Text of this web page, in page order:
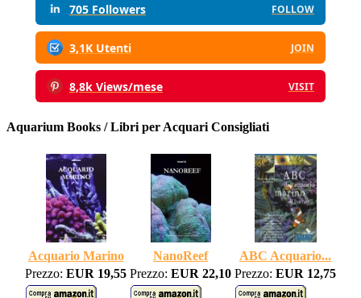
705 Followers FOLLOW
3,1K Utenti JOIN
8,8k Views/mese VISIT
Aquarium Books / Libri per Acquari Consigliati
Acquario Marino NanoReef
ABC Acquario...
Prezzo: EUR 19,55 Prezzo: EUR 22,10 Prezzo: EUR 12,75